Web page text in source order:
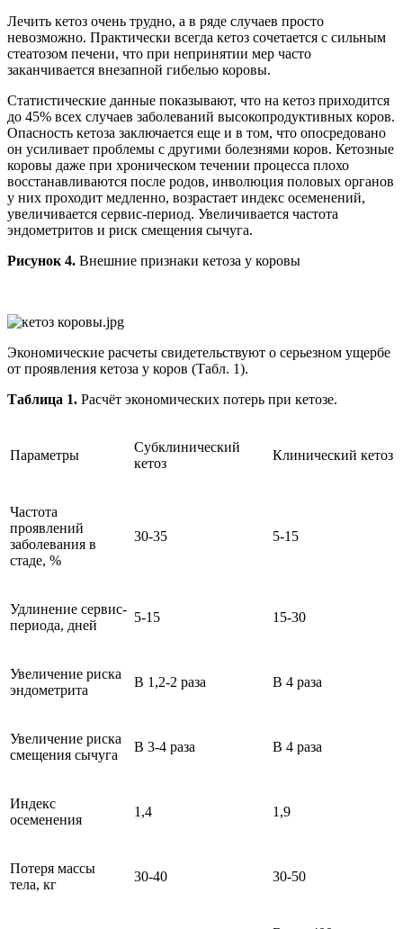
Лечить кетоз очень трудно, а в ряде случаев просто
невозможно. Практически всегда кетоз сочетается с сильным
стеатозом печени, что при непринятии мер часто
заканчивается внезапной гибелью коровы.
Статистические данные показывают, что на кетоз приходится
до 45% всех случаев заболеваний высокопродуктивных коров.
Опасность кетоза заключается еще и в том, что опосредовано
он усиливает проблемы с другими болезнями коров. Кетозные
коровы даже при хроническом течении процесса плохо
восстанавливаются после родов, инволюция половых органов
у них проходит медленно, возрастает индекс осеменений,
увеличивается сервис-период. Увеличивается частота
эндометритов и риск смещения сычуга.
Рисунок 4. Внешние признаки кетоза у коровы
Экономические расчеты свидетельствуют о серьезном ущербе
от проявления кетоза у коров (Табл. 1).
Таблица 1. Расчёт экономических потерь при кетозе.
Параметры
Субклинический
кетоз
Клинический кетоз
Частота
проявлений
заболевания в
стаде, %
30-35 5-15
Удлинение сервис-
периода, дней
5-15 15-30
Увеличение риска
эндометрита
В 1,2-2 раза В 4 раза
Увеличение риска
смещения сычуга
В 3-4 раза В 4 раза
Индекс
осеменения
1,4 1,9
Потеря массы
тела, кг
30-40 30-50